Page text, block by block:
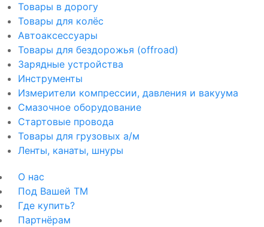
Товары в дорогу
Товары для колёс
Автоаксессуары
Товары для бездорожья (offroad)
Зарядные устройства
Инструменты
Измерители компрессии, давления и вакуума
Смазочное оборудование
Стартовые провода
Товары для грузовых а/м
Ленты, канаты, шнуры
О нас
Под Вашей ТМ
Где купить?
Партнёрам